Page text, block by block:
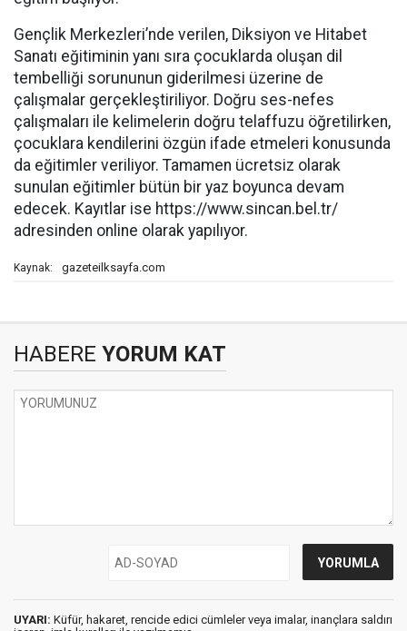
Gençlik Merkezleri’nde verilen, Diksiyon ve Hitabet
Sanatı eğitiminin yanı sıra çocuklarda oluşan dil
tembelliği sorununun giderilmesi üzerine de
çalışmalar gerçekleştiriliyor. Doğru ses-nefes
çalışmaları ile kelimelerin doğru telaffuzu öğretilirken,
çocuklara kendilerini özgün ifade etmeleri konusunda
da eğitimler veriliyor. Tamamen ücretsiz olarak
sunulan eğitimler bütün bir yaz boyunca devam
edecek. Kayıtlar ise https://www.sincan.bel.tr/
adresinden online olarak yapılıyor.
Kaynak: gazeteilksayfa.com
HABERE YORUM KAT
UYARI: Küfür, hakaret, rencide edici cümleler veya imalar, inançlara saldırı